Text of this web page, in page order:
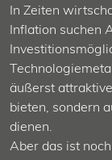
In Zeiten
Inflation suchen
äußerst
bieten, sondern
dienen.
Aber das ist